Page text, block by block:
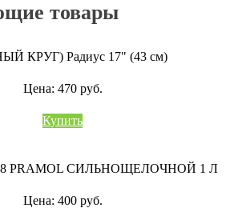
товары
КРУГ) Радиус 17" (43 см)
Цена: 470 руб.
Купить
PRAMOL СИЛЬНОЩЕЛОЧНОЙ 1 Л
Цена: 400 руб.